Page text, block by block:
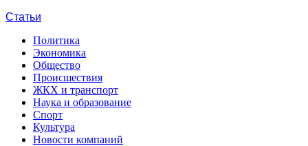
Статьи
Политика
Экономика
Общество
Происшествия
ЖКХ и транспорт
Наука и образование
Спорт
Культура
Новости компаний